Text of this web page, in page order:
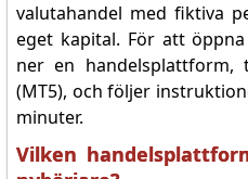
valutahandel med fiktiva
eget kapital. För att
ner en handelsplattform,
(MT5), och följer
minuter.
Vilken